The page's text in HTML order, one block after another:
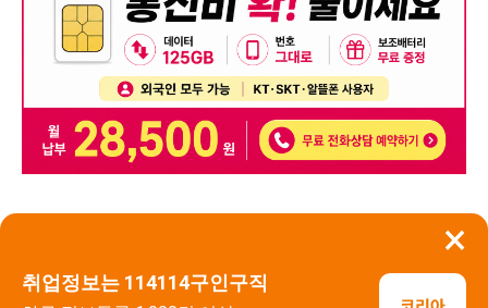
×
취업정보는 114114구인구직